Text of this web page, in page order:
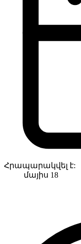
Հրապարակվել է:
մայիս 18